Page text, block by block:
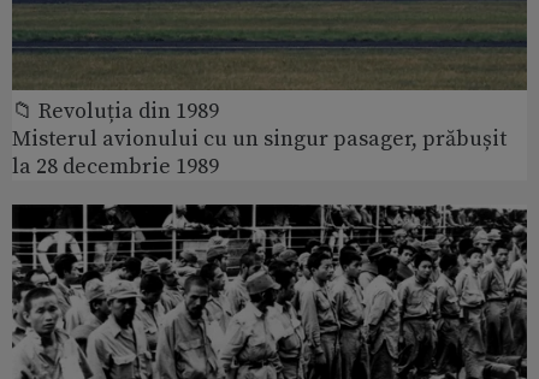
📁 Revoluția din 1989
Misterul avionului cu un singur pasager, prăbușit
la 28 decembrie 1989